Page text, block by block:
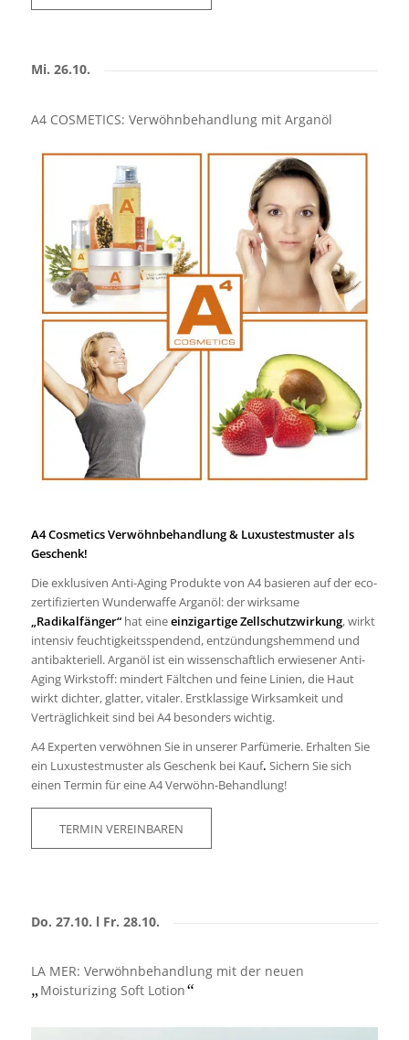
Mi. 26.10.
A4 COSMETICS: Verwöhnbehandlung mit Arganöl
A4 Cosmetics Verwöhnbehandlung & Luxustestmuster als
Geschenk!
Die exklusiven Anti-Aging Produkte von A4 basieren auf der eco-
zertifizierten Wunderwaffe Arganöl: der wirksame
„Radikalfänger“hat eineeinzigartige Zellschutzwirkung, wirkt
intensiv feuchtigkeitsspendend, entzündungshemmend und
antibakteriell. Arganöl ist ein wissenschaftlich erwiesener Anti-
Aging Wirkstoff: mindert Fältchen und feine Linien, die Haut
wirkt dichter, glatter, vitaler. Erstklassige Wirksamkeit und
Verträglichkeit sind bei A4 besonders wichtig.
A4 Experten verwöhnen Sie in unserer Parfümerie. Erhalten Sie
ein Luxustestmuster als Geschenk bei Kauf. Sichern Sie sich
einen Termin für eine A4 Verwöhn-Behandlung!
TERMIN VEREINBAREN
Do. 27.10. l Fr. 28.10.
LA MER: Verwöhnbehandlung mit der neuen
„ Moisturizing Soft Lotion“